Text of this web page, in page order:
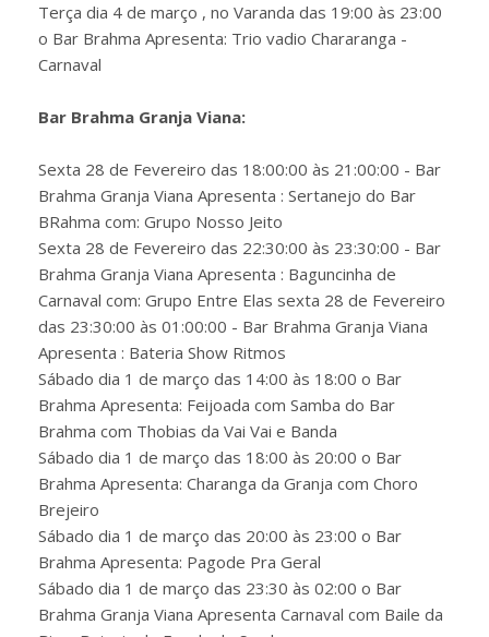
Terça dia 4 de março , no Varanda das 19:00 às 23:00
o Bar Brahma Apresenta: Trio vadio Chararanga -
Carnaval
Bar Brahma Granja Viana:
Sexta 28 de Fevereiro das 18:00:00 às 21:00:00 - Bar
Brahma Granja Viana Apresenta : Sertanejo do Bar
BRahma com: Grupo Nosso Jeito
Sexta 28 de Fevereiro das 22:30:00 às 23:30:00 - Bar
Brahma Granja Viana Apresenta : Baguncinha de
Carnaval com: Grupo Entre Elas sexta 28 de Fevereiro
das 23:30:00 às 01:00:00 - Bar Brahma Granja Viana
Apresenta : Bateria Show Ritmos
Sábado dia 1 de março das 14:00 às 18:00 o Bar
Brahma Apresenta: Feijoada com Samba do Bar
Brahma com Thobias da Vai Vai e Banda
Sábado dia 1 de março das 18:00 às 20:00 o Bar
Brahma Apresenta: Charanga da Granja com Choro
Brejeiro
Sábado dia 1 de março das 20:00 às 23:00 o Bar
Brahma Apresenta: Pagode Pra Geral
Sábado dia 1 de março das 23:30 às 02:00 o Bar
Brahma Granja Viana Apresenta Carnaval com Baile da